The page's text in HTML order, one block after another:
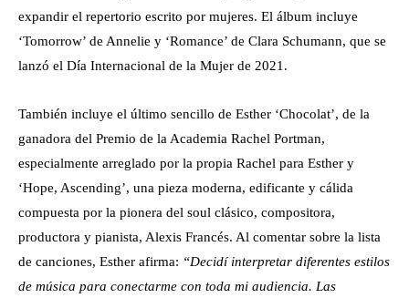
expandir el repertorio escrito por mujeres. El álbum incluye
‘Tomorrow’ de Annelie y ‘Romance’ de Clara Schumann, que se
lanzó el Día Internacional de la Mujer de 2021.
También incluye el último sencillo de Esther ‘Chocolat’, de la
ganadora del Premio de la Academia Rachel Portman,
especialmente arreglado por la propia Rachel para Esther y
‘Hope, Ascending’, una pieza moderna, edificante y cálida
compuesta por la pionera del soul clásico, compositora,
productora y pianista, Alexis Francés. Al comentar sobre la lista
de canciones, Esther afirma: “Decidí interpretar diferentes estilos
de música para conectarme con toda mi audiencia. Las